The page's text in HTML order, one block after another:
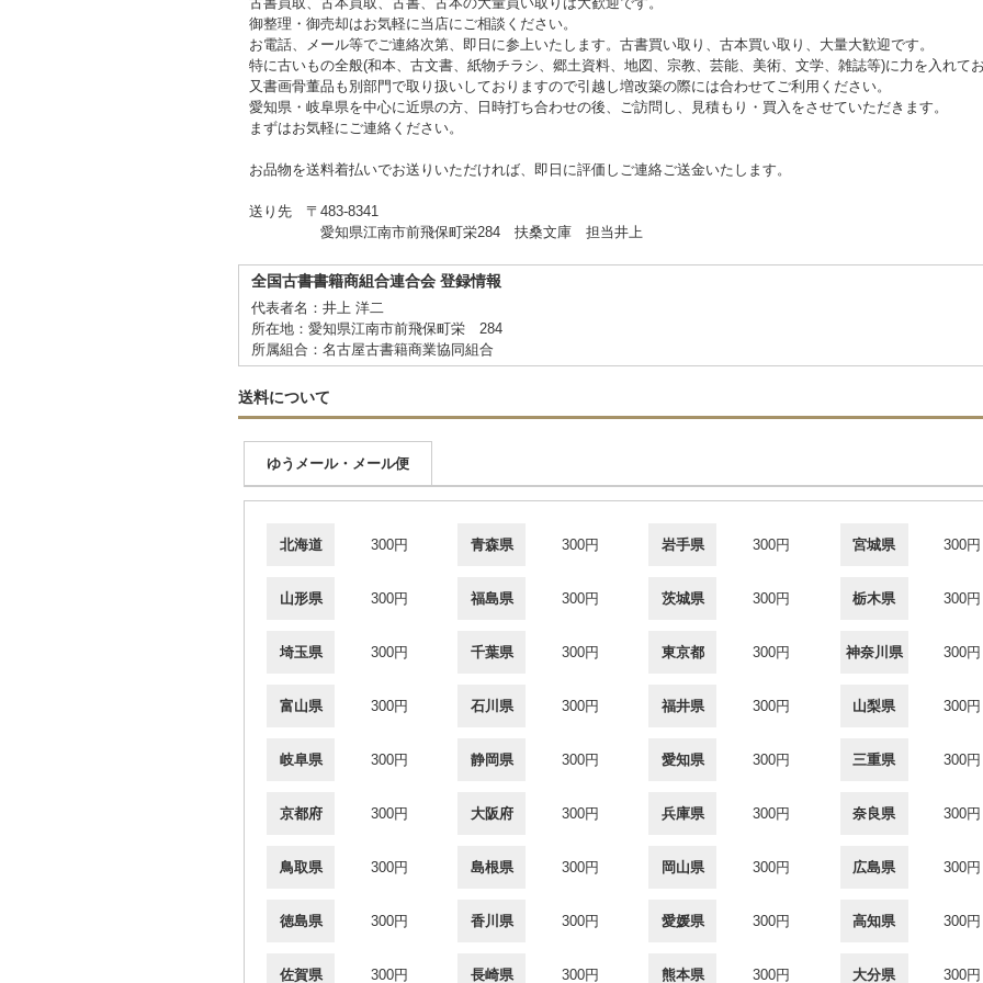
御整理・御売却はお気軽に当店にご相談ください。
お電話、メール等でご連絡次第、即日に参上いたします。古書買い取り、古本買い取り、大量大歓迎です。
特に古いもの全般(和本、古文書、紙物チラシ、郷土資料、地図、宗教、芸能、美術、文学、雑誌等)に力を入れてお
又書画骨董品も別部門で取り扱いしておりますので引越し増改築の際には合わせてご利用ください。
愛知県・岐阜県を中心に近県の方、日時打ち合わせの後、ご訪問し、見積もり・買入をさせていただきます。
まずはお気軽にご連絡ください。
お品物を送料着払いでお送りいただければ、即日に評価しご連絡ご送金いたします。
送り先 〒483-8341
愛知県江南市前飛保町栄284 扶桑文庫 担当井上
全国古書書籍商組合連合会 登録情報
代表者名：井上 洋二
所在地：愛知県江南市前飛保町栄 284
所属組合：名古屋古書籍商業協同組合
送料について
ゆうメール・メール便
北海道 300円 青森県 300円 岩手県 300円 宮城県 300円
山形県 300円 福島県 300円 茨城県 300円 栃木県 300円
埼玉県 300円 千葉県 300円 東京都 300円 神奈川県 300円
富山県 300円 石川県 300円 福井県 300円 山梨県 300円
岐阜県 300円 静岡県 300円 愛知県 300円 三重県 300円
京都府 300円 大阪府 300円 兵庫県 300円 奈良県 300円
鳥取県 300円 島根県 300円 岡山県 300円 広島県 300円
徳島県 300円 香川県 300円 愛媛県 300円 高知県 300円
佐賀県 300円 長崎県 300円 熊本県 300円 大分県 300円